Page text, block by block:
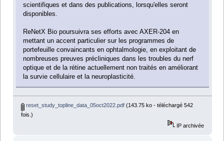
scientifiques et dans des publications, lorsqu'elles seront
disponibles.
ReNetX Bio poursuivra ses efforts avec AXER-204 en
mettant un accent particulier sur les programmes de
portefeuille convaincants en ophtalmologie, en exploitant de
nombreuses preuves précliniques dans les troubles du nerf
optique et de la rétine actuellement non traités en améliorant
la survie cellulaire et la neuroplasticité.
reset_study_topline_data_05oct2022.pdf(143.75 ko - téléchargé 542
fois.)
IP archivée